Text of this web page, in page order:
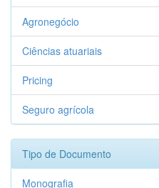
Agronegócio
Ciências atuariais
Pricing
Seguro agrícola
Tipo de Documento
Monografia